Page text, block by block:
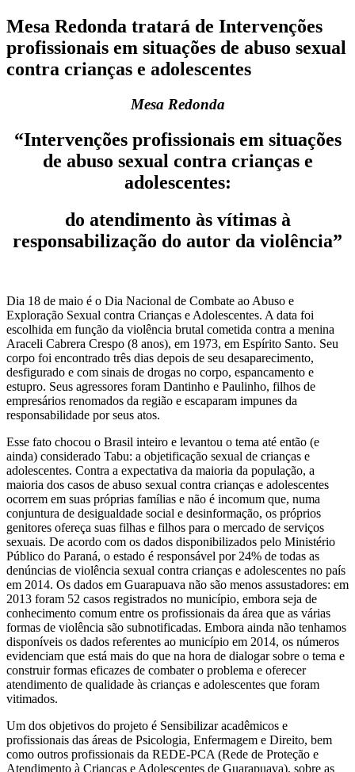
Mesa Redonda tratará de Intervenções
profissionais em situações de abuso sexual
contra crianças e adolescentes
Mesa Redonda
“Intervenções profissionais em situações
de abuso sexual contra crianças e
adolescentes:
do atendimento às vítimas à
responsabilização do autor da violência”
Dia 18 de maio é o Dia Nacional de Combate ao Abuso e
Exploração Sexual contra Crianças e Adolescentes. A data foi
escolhida em função da violência brutal cometida contra a menina
Araceli Cabrera Crespo (8 anos), em 1973, em Espírito Santo. Seu
corpo foi encontrado três dias depois de seu desaparecimento,
desfigurado e com sinais de drogas no corpo, espancamento e
estupro. Seus agressores foram Dantinho e Paulinho, filhos de
empresários renomados da região e escaparam impunes da
responsabilidade por seus atos.
Esse fato chocou o Brasil inteiro e levantou o tema até então (e
ainda) considerado Tabu: a objetificação sexual de crianças e
adolescentes. Contra a expectativa da maioria da população, a
maioria dos casos de abuso sexual contra crianças e adolescentes
ocorrem em suas próprias famílias e não é incomum que, numa
conjuntura de desigualdade social e desinformação, os próprios
genitores ofereça suas filhas e filhos para o mercado de serviços
sexuais. De acordo com os dados disponibilizados pelo Ministério
Público do Paraná, o estado é responsável por 24% de todas as
denúncias de violência sexual contra crianças e adolescentes no país
em 2014. Os dados em Guarapuava não são menos assustadores: em
2013 foram 52 casos registrados no município, embora seja de
conhecimento comum entre os profissionais da área que as várias
formas de violência são subnotificadas. Embora ainda não tenhamos
disponíveis os dados referentes ao município em 2014, os números
evidenciam que está mais do que na hora de dialogar sobre o tema e
construir formas eficazes de combater o problema e oferecer
atendimento de qualidade às crianças e adolescentes que foram
vitimados.
Um dos objetivos do projeto é Sensibilizar acadêmicos e
profissionais das áreas de Psicologia, Enfermagem e Direito, bem
como outros profissionais da REDE-PCA (Rede de Proteção e
Atendimento à Crianças e Adolescentes de Guarapuava), sobre as